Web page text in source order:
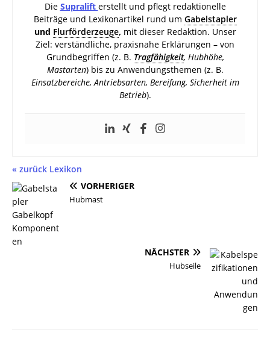
Die Supralift erstellt und pflegt redaktionelle
Beiträge und Lexikonartikel rund um Gabelstapler
und Flurförderzeuge, mit dieser Redaktion. Unser
Ziel: verständliche, praxisnahe Erklärungen – von
Grundbegriffen (z. B. Tragfähigkeit, Hubhöhe,
Mastarten) bis zu Anwendungsthemen (z. B.
Einsatzbereiche, Antriebsarten, Bereifung, Sicherheit im
Betrieb).
« zurück Lexikon
VORHERIGER
Hubmast
NÄCHSTER
Hubseile